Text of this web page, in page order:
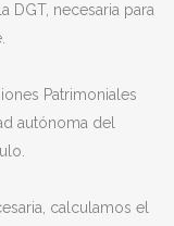
DGT, necesaria para
Patrimoniales
autónoma del
calculamos el